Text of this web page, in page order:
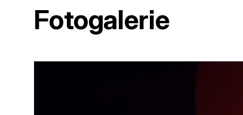
Fotogalerie